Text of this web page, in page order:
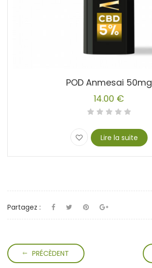
POD Anmesai 50mg
14.00 €
Lire la suite
Partagez :
PRÉCÈDENT